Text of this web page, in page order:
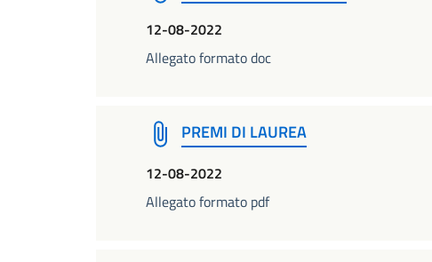
12-08-2022
Allegato formato doc
PREMI DI LAUREA
12-08-2022
Allegato formato pdf